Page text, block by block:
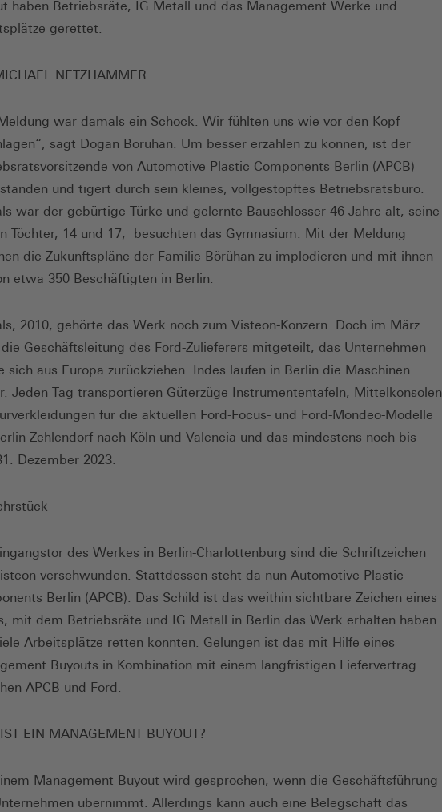
haben Betriebsräte, IG Metall und das Management Werke und
gerettet.
NETZHAMMER
Meldung war damals ein Schock. Wir fühlten uns wie vor den Kopf
sagt Dogan Börühan. Um besser erzählen zu können, ist der
von Automotive Plastic Components Berlin (APCB)
und tigert durch sein kleines, vollgestopftes Betriebsratsbüro.
war der gebürtige Türke und gelernte Bauschlosser 46 Jahre alt, seine
Töchter, 14 und 17, besuchten das Gymnasium. Mit der Meldung
die Zukunftspläne der Familie Börühan zu implodieren und mit ihnen
etwa 350 Beschäftigten in Berlin.
2010, gehörte das Werk noch zum Visteon-Konzern. Doch im März
Geschäftsleitung des Ford-Zulieferers mitgeteilt, das Unternehmen
sich aus Europa zurückziehen. Indes laufen in Berlin die Maschinen
Jeden Tag transportieren Güterzüge Instrumententafeln, Mittelkonsolen
für die aktuellen Ford-Focus- und Ford-Mondeo-Modelle
Zehlendorf nach Köln und Valencia und das mindestens noch bis
Dezember 2023.
des Werkes in Berlin-Charlottenburg sind die Schriftzeichen
verschwunden. Stattdessen steht da nun Automotive Plastic
Berlin (APCB). Das Schild ist das weithin sichtbare Zeichen eines
mit dem Betriebsräte und IG Metall in Berlin das Werk erhalten haben
Arbeitsplätze retten konnten. Gelungen ist das mit Hilfe eines
Buyouts in Kombination mit einem langfristigen Liefervertrag
APCB und Ford.
EIN MANAGEMENT BUYOUT?
Management Buyout wird gesprochen, wenn die Geschäftsführung
übernimmt. Allerdings kann auch eine Belegschaft das